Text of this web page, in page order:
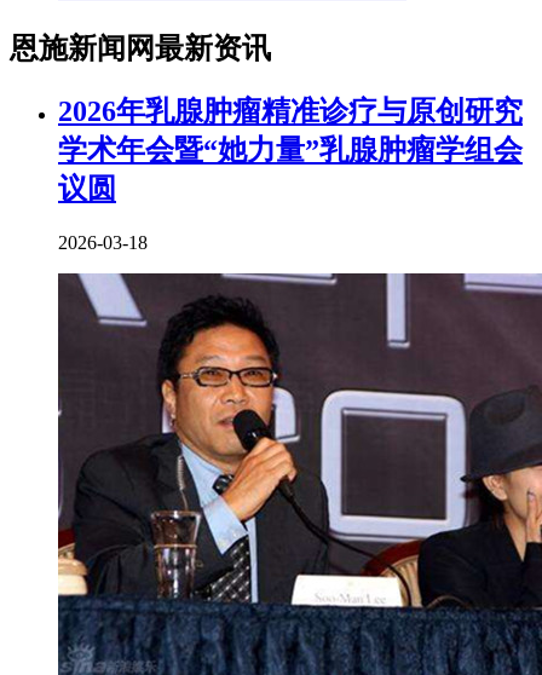
恩施新闻网最新资讯
2026年乳腺肿瘤精准诊疗与原创研究
学术年会暨“她力量”乳腺肿瘤学组会
议圆
2026-03-18